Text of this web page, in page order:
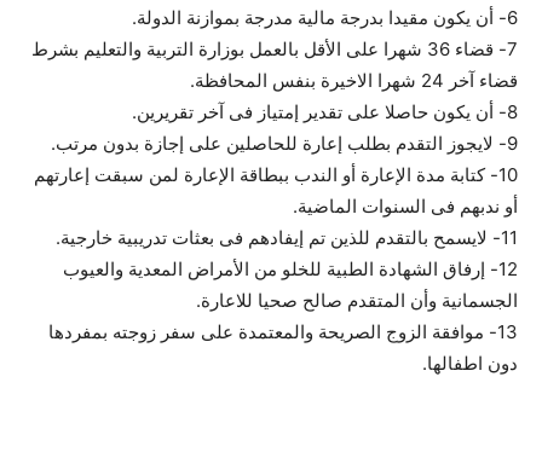
6- أن يكون مقيدا بدرجة مالية مدرجة بموازنة الدولة.
7- قضاء 36 شهرا على الأقل بالعمل بوزارة التربية والتعليم بشرط
قضاء آخر 24 شهرا الاخيرة بنفس المحافظة.
8- أن يكون حاصلا على تقدير إمتياز فى آخر تقريرين.
9- لايجوز التقدم بطلب إعارة للحاصلين على إجازة بدون مرتب.
10- كتابة مدة الإعارة أو الندب ببطاقة الإعارة لمن سبقت إعارتهم
أو ندبهم فى السنوات الماضية.
11- لايسمح بالتقدم للذين تم إيفادهم فى بعثات تدريبية خارجية.
12- إرفاق الشهادة الطبية للخلو من الأمراض المعدية والعيوب
الجسمانية وأن المتقدم صالح صحيا للاعارة.
13- موافقة الزوج الصريحة والمعتمدة على سفر زوجته بمفردها
دون اطفالها.